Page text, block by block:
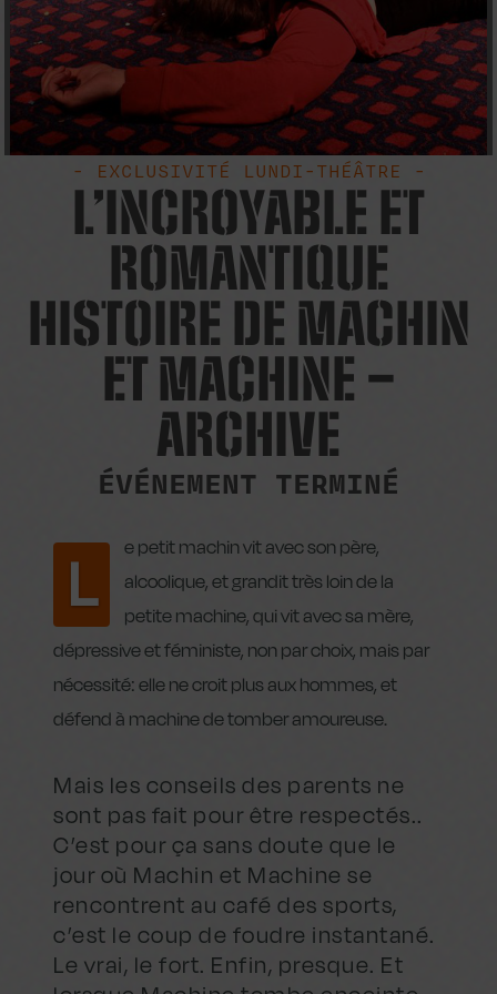
- EXCLUSIVITÉ LUNDI-THÉÂTRE -
L’INCROYABLE ET
ROMANTIQUE
HISTOIRE DE MACHIN
ET MACHINE –
ARCHIVE
ÉVÉNEMENT TERMINÉ
L
e petit machin vit avec son père,
alcoolique, et grandit très loin de la
petite machine, qui vit avec sa mère,
dépressive et féministe, non par choix, mais par
nécessité: elle ne croit plus aux hommes, et
défend à machine de tomber amoureuse.
Mais les conseils des parents ne
sont pas fait pour être respectés..
C’est pour ça sans doute que le
jour où Machin et Machine se
rencontrent au café des sports,
c’est le coup de foudre instantané.
Le vrai, le fort. Enfin, presque. Et